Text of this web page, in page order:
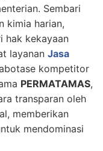
Sembari
kimia harian,
hak kekayaan
layanan Jasa
kompetitor
PERMATAMAS,
transparan oleh
memberikan
mendominasi